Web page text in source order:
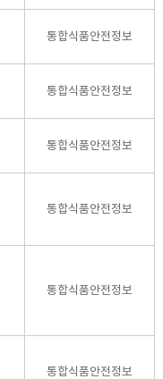
통합식품안전정보
통합식품안전정보
통합식품안전정보
통합식품안전정보
통합식품안전정보
통합식품안전정보